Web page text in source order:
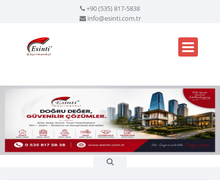
+90 (535) 817-5838
info@esinti.com.tr